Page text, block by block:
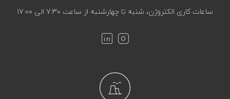
ساعات کاری الکتروژن، شنبه تا چهارشنبه از ساعت 7:30 الی 17:00